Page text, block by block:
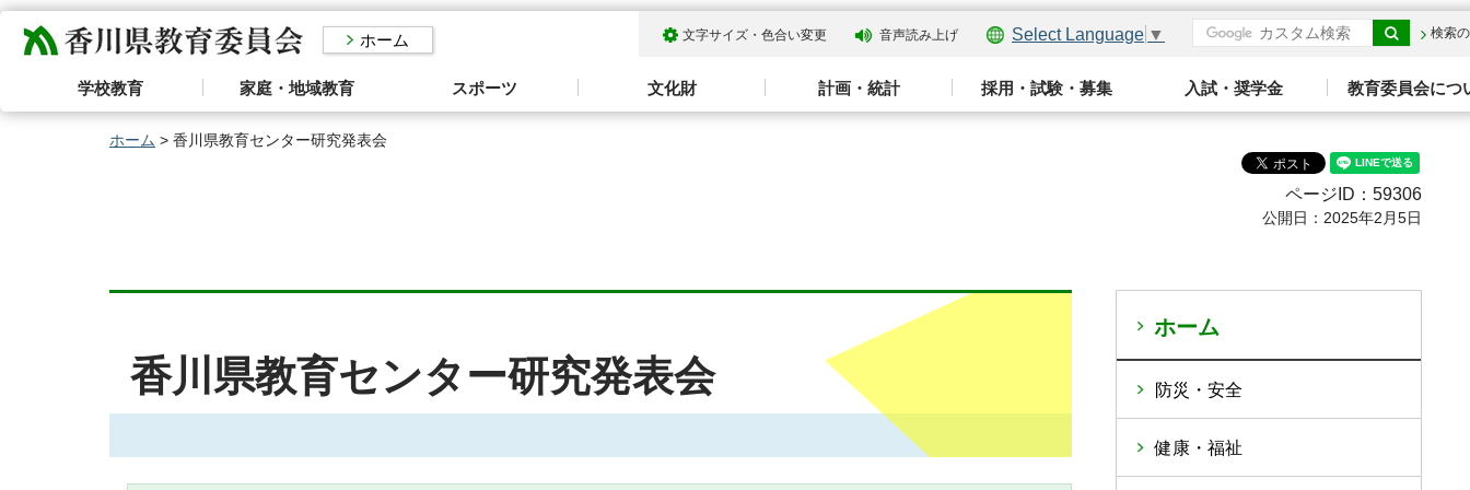
香川県教育委員会 ホーム 文字サイズ・色合い変更 音声読み上げ Select Language ▼ 検索
学校教育 家庭・地域教育 スポーツ 文化財 計画・統計 採用・試験・募集 入試・奨学金 教育委員会につ
ホーム > 香川県教育センター研究発表会
ページID：59306
公開日：2025年2月5日
香川県教育センター研究発表会
ホーム
防災・安全
健康・福祉